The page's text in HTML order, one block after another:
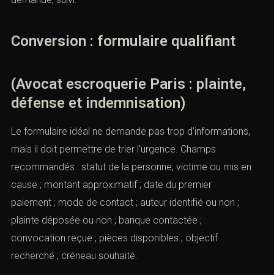
Conversion : formulaire qualifiant
(Avocat escroquerie Paris : plainte,
défense et indemnisation)
Le formulaire idéal ne demande pas trop d’informations,
mais il doit permettre de trier l’urgence. Champs
recommandés : statut de la personne, victime ou mis en
cause ; montant approximatif ; date du premier
paiement ; mode de contact ; auteur identifié ou non ;
plainte déposée ou non ; banque contactée ;
convocation reçue ; pièces disponibles ; objectif
recherché ; créneau souhaité.